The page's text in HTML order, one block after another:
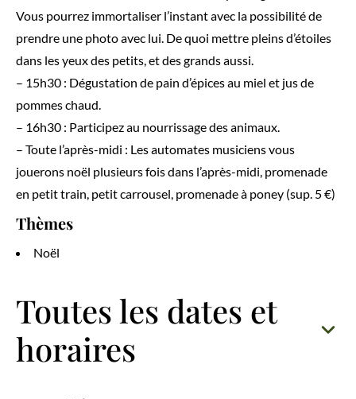
Vous pourrez immortaliser l’instant avec la possibilité de
prendre une photo avec lui. De quoi mettre pleins d’étoiles
dans les yeux des petits, et des grands aussi.
– 15h30 : Dégustation de pain d’épices au miel et jus de
pommes chaud.
– 16h30 : Participez au nourrissage des animaux.
– Toute l’après-midi : Les automates musiciens vous
jouerons noël plusieurs fois dans l’après-midi, promenade
en petit train, petit carrousel, promenade à poney (sup. 5 €)
Thèmes
Noël
Toutes les dates et
horaires